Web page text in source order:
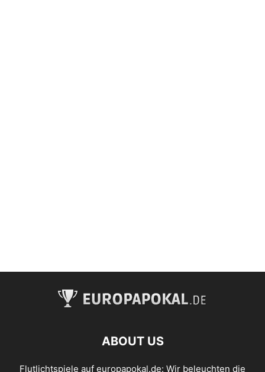
ABOUT US
Flutlichtspiele auf europapokal.de: Wir beleuchten die